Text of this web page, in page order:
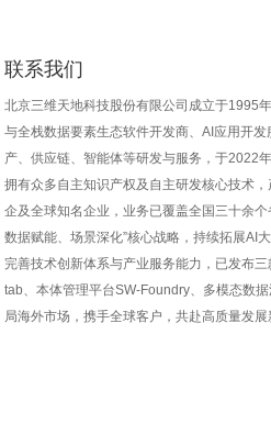
联系我们
北京三维天地科技股份有限公司成立于1995
与全栈数据要素生态软件开发商、AI应用开
产、供应链、智能体等研发与服务，于2022
拥有众多自主知识产权及自主研发核心技术
企及全球知名企业，业务已覆盖全国三十余个
数据赋能、场景深化”核心战略，持续拓展AI
完善技术创新体系与产业服务能力，已发布
tab、本体管理平台SW-Foundry、多模态数
局海外市场，携手全球客户，共赴高质量发展